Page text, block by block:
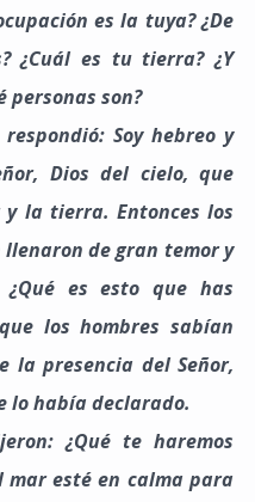
es la tuya? ¿De
¿Cuál es tu tierra? ¿Y
personas son?
Dios del cielo, que
y la tierra. Entonces los
llenaron de gran temor y
es esto que has
los hombres sabían
la presencia del Señor,
lo había declarado.
mar esté en calma para